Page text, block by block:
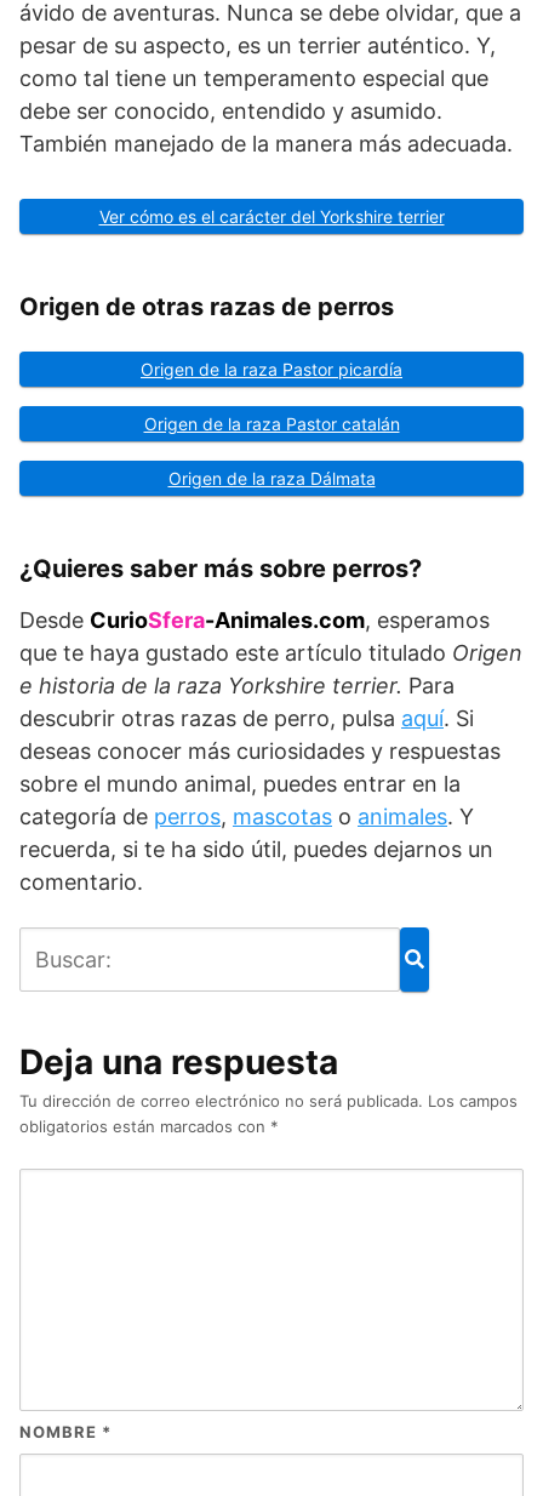
ávido de aventuras. Nunca se debe olvidar, que a
pesar de su aspecto, es un terrier auténtico. Y,
como tal tiene un temperamento especial que
debe ser conocido, entendido y asumido.
También manejado de la manera más adecuada.
Ver cómo es el carácter del Yorkshire terrier
Origen de otras razas de perros
Origen de la raza Pastor picardía
Origen de la raza Pastor catalán
Origen de la raza Dálmata
¿Quieres saber más sobre perros?
Desde CurioSfera-Animales.com, esperamos
que te haya gustado este artículo titulado Origen
e historia de la raza Yorkshire terrier. Para
descubrir otras razas de perro, pulsa aquí. Si
deseas conocer más curiosidades y respuestas
sobre el mundo animal, puedes entrar en la
categoría de perros, mascotas o animales. Y
recuerda, si te ha sido útil, puedes dejarnos un
comentario.
Deja una respuesta
Tu dirección de correo electrónico no será publicada. Los campos
obligatorios están marcados con *
NOMBRE *